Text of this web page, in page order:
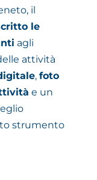
il
le
agli
attività
,foto
e un
strumento